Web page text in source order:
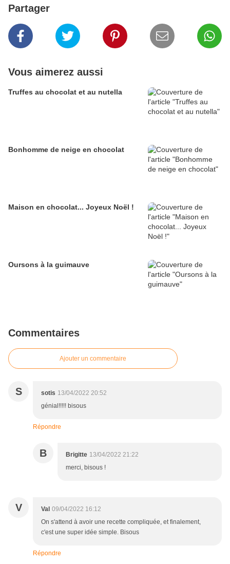
Partager
Vous aimerez aussi
Truffes au chocolat et au nutella
Bonhomme de neige en chocolat
Maison en chocolat... Joyeux Noël !
Oursons à la guimauve
Commentaires
Ajouter un commentaire
S sotis 13/04/2022 20:52
génial!!!!! bisous
Répondre
B Brigitte 13/04/2022 21:22
merci, bisous !
V Val 09/04/2022 16:12
On s'attend à avoir une recette compliquée, et finalement,
c'est une super idée simple. Bisous
Répondre